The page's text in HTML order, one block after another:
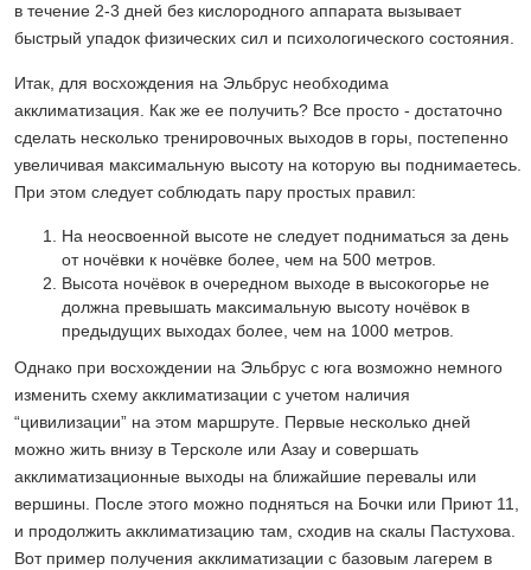
в течение 2-3 дней без кислородного аппарата вызывает
быстрый упадок физических сил и психологического состояния.
Итак, для восхождения на Эльбрус необходима
акклиматизация. Как же ее получить? Все просто - достаточно
сделать несколько тренировочных выходов в горы, постепенно
увеличивая максимальную высоту на которую вы поднимаетесь.
При этом следует соблюдать пару простых правил:
На неосвоенной высоте не следует подниматься за день
от ночёвки к ночёвке более, чем на 500 метров.
Высота ночёвок в очередном выходе в высокогорье не
должна превышать максимальную высоту ночёвок в
предыдущих выходах более, чем на 1000 метров.
Однако при восхождении на Эльбрус с юга возможно немного
изменить схему акклиматизации с учетом наличия
“цивилизации” на этом маршруте. Первые несколько дней
можно жить внизу в Терсколе или Азау и совершать
акклиматизационные выходы на ближайшие перевалы или
вершины. После этого можно подняться на Бочки или Приют 11,
и продолжить акклиматизацию там, сходив на скалы Пастухова.
Вот пример получения акклиматизации с базовым лагерем в